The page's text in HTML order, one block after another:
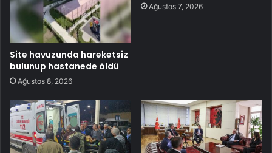
Site havuzunda hareketsiz
bulunup hastanede öldü
Ağustos 8, 2026
Ağustos 7, 2026